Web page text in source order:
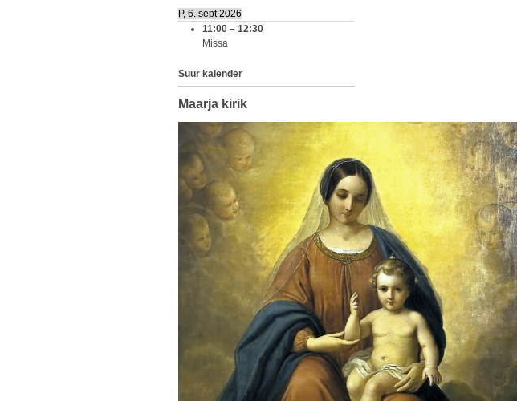
P, 6. sept 2026
11:00 – 12:30
Missa
Suur kalender
Maarja kirik